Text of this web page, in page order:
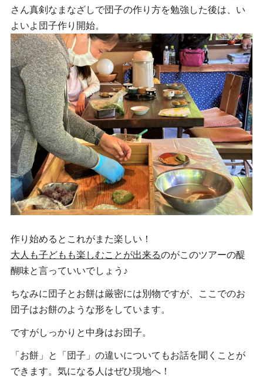
さん真剣なまなざしで団子の作り方を勉強した後は、い
よいよ団子作り開始。
作り始めるとこれがまた楽しい！
大人も子どもも楽しむことが出来るのがこのツアーの醍
醐味と言っていいでしょう♪
ちなみに団子とお餅は厳密には別物ですが、ここでのお
団子はお餅のような形をしています。
ですがしっかりと中身はお団子。
「お餅」と「団子」の違いについてもお話を聞くことが
できます。気になる人はぜひ現地へ！